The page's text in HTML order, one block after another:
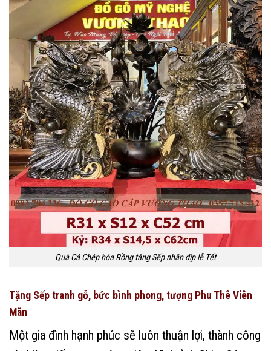
Quà Cá Chép hóa Rồng tặng Sếp nhân dịp lễ Tết
Tặng Sếp tranh gỗ, bức bình phong, tượng Phu Thê Viên
Mãn
Một gia đình hạnh phúc sẽ luôn thuận lợi, thành công